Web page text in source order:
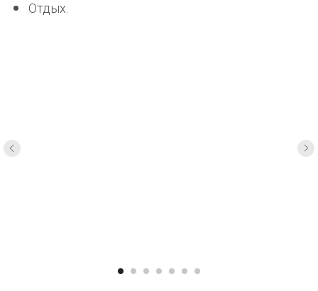
Отдых.